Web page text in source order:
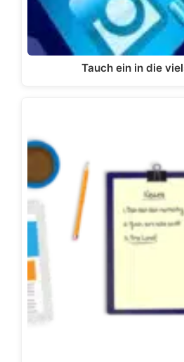
Tauch ein in die